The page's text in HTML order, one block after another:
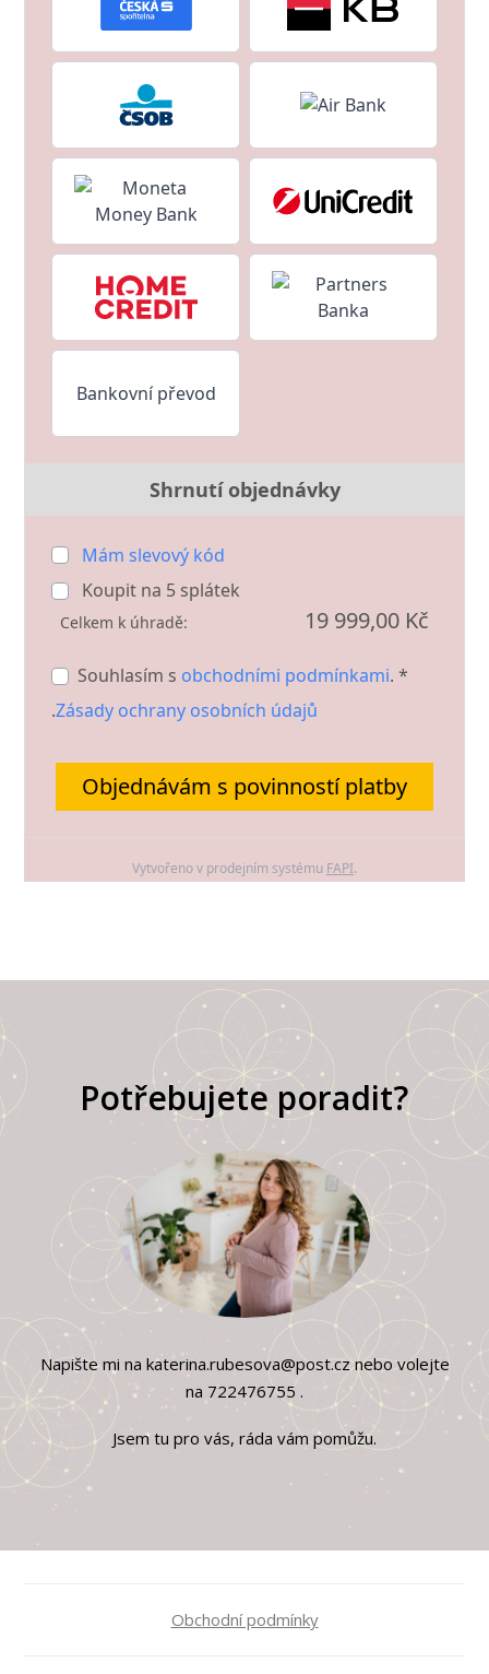
Bankovní převod
Shrnutí objednávky
Mám slevový kód
Koupit na 5 splátek
Celkem k úhradě: 19 999,00 Kč
Souhlasím s obchodními podmínkami. *
.Zásady ochrany osobních údajů
Objednávám s povinností platby
Vytvořeno v prodejním systému FAPI.
Potřebujete poradit?
Napište mi na katerina.rubesova@post.cz nebo volejte
na 722476755 .
Jsem tu pro vás, ráda vám pomůžu.
Obchodní podmínky